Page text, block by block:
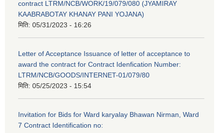
contract LTRM/NCB/WORK/19/079/080 (JYAMIRAY
KAABRABOTAY KHANAY PANI YOJANA)
मिति: 05/31/2023 - 16:26
Letter of Acceptance Issuance of letter of acceptance to
award the contract for Contract Idenfication Number:
LTRM/NCB/GOODS/INTERNET-01/079/80
मिति: 05/25/2023 - 15:54
Invitation for Bids for Ward karyalay Bhawan Nirman, Ward
7 Contract Identification no: